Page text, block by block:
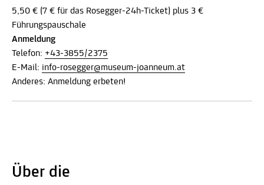
5,50 € (7 € für das Rosegger-24h-Ticket) plus 3 €
Führungspauschale
Anmeldung
Telefon: +43-3855/2375
E-Mail: info-rosegger@museum-joanneum.at
Anderes: Anmeldung erbeten!
Über die